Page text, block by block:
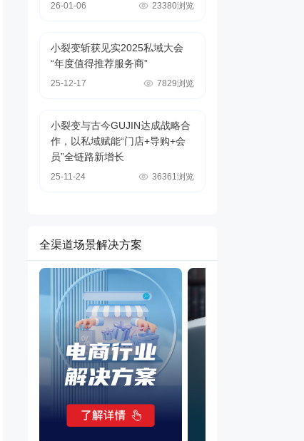
26-01-06 23380浏览
小裂变斩获见实2025私域大会
“年度值得推荐服务商”
25-12-17 7829浏览
小裂变与古今GUJIN达成战略合
作，以私域赋能“门店+导购+会
员”全链路新增长
25-11-24 36361浏览
全渠道场景解决方案